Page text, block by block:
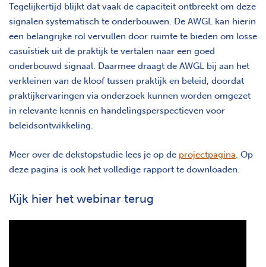
Tegelijkertijd blijkt dat vaak de capaciteit ontbreekt om deze
signalen systematisch te onderbouwen. De AWGL kan hierin
een belangrijke rol vervullen door ruimte te bieden om losse
casuïstiek uit de praktijk te vertalen naar een goed
onderbouwd signaal. Daarmee draagt de AWGL bij aan het
verkleinen van de kloof tussen praktijk en beleid, doordat
praktijkervaringen via onderzoek kunnen worden omgezet
in relevante kennis en handelingsperspectieven voor
beleidsontwikkeling.
Meer over de dekstopstudie lees je op de projectpagina. Op
deze pagina is ook het volledige rapport te downloaden.
Kijk hier het webinar terug